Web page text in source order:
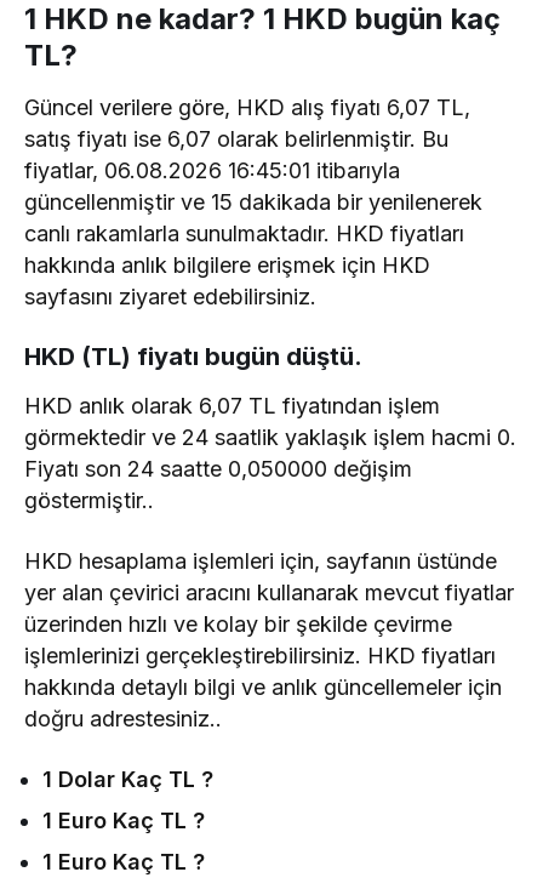
1 HKD ne kadar? 1 HKD bugün kaç
TL?
Güncel verilere göre, HKD alış fiyatı 6,07 TL,
satış fiyatı ise 6,07 olarak belirlenmiştir. Bu
fiyatlar, 06.08.2026 16:45:01 itibarıyla
güncellenmiştir ve 15 dakikada bir yenilenerek
canlı rakamlarla sunulmaktadır. HKD fiyatları
hakkında anlık bilgilere erişmek için HKD
sayfasını ziyaret edebilirsiniz.
HKD (TL) fiyatı bugün düştü.
HKD anlık olarak 6,07 TL fiyatından işlem
görmektedir ve 24 saatlik yaklaşık işlem hacmi 0.
Fiyatı son 24 saatte 0,050000 değişim
göstermiştir..
HKD hesaplama işlemleri için, sayfanın üstünde
yer alan çevirici aracını kullanarak mevcut fiyatlar
üzerinden hızlı ve kolay bir şekilde çevirme
işlemlerinizi gerçekleştirebilirsiniz. HKD fiyatları
hakkında detaylı bilgi ve anlık güncellemeler için
doğru adrestesiniz..
1 Dolar Kaç TL ?
1 Euro Kaç TL ?
1 Euro Kaç TL ?